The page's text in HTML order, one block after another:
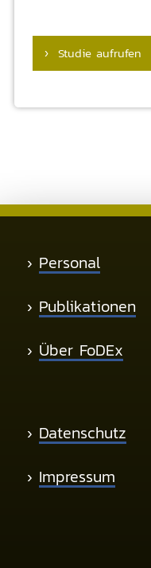
› Studie aufrufen
› Personal
› Publikationen
› Über FoDEx
› Datenschutz
› Impressum